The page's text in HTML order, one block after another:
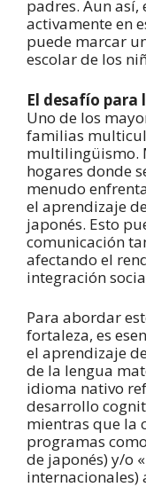
padres. Aun
activamente en
puede marcar
escolar de los
El desafío
Uno de los
familias
multilingüismo.
hogares donde
menudo
el aprendizaje
japonés. Esto
comunicación
afectando el
integración
Para abordar
fortaleza, es
el aprendizaje
de la lengua
idioma nativo
desarrollo
mientras que la
programas
de japonés) y/o